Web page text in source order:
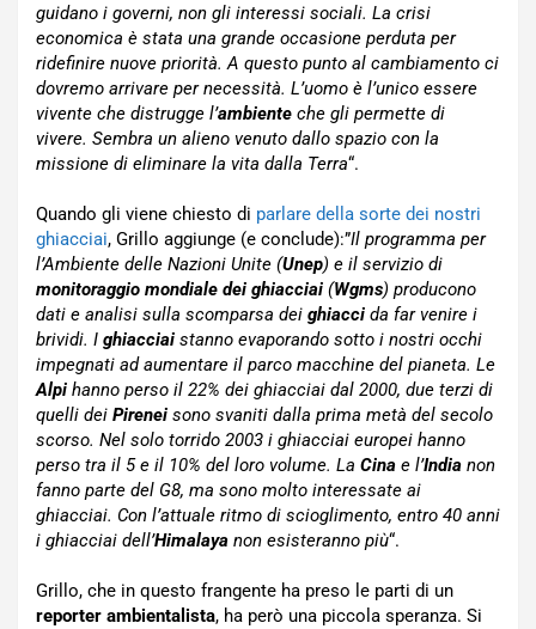
guidano i governi, non gli interessi sociali. La crisi
economica è stata una grande occasione perduta per
ridefinire nuove priorità. A questo punto al cambiamento ci
dovremo arrivare per necessità. L’uomo è l’unico essere
vivente che distrugge l’ambiente che gli permette di
vivere. Sembra un alieno venuto dallo spazio con la
missione di eliminare la vita dalla Terra“.
Quando gli viene chiesto di parlare della sorte dei nostri
ghiacciai, Grillo aggiunge (e conclude):”Il programma per
l’Ambiente delle Nazioni Unite (Unep) e il servizio di
monitoraggio mondiale dei ghiacciai (Wgms) producono
dati e analisi sulla scomparsa dei ghiacci da far venire i
brividi. I ghiacciai stanno evaporando sotto i nostri occhi
impegnati ad aumentare il parco macchine del pianeta. Le
Alpi hanno perso il 22% dei ghiacciai dal 2000, due terzi di
quelli dei Pirenei sono svaniti dalla prima metà del secolo
scorso. Nel solo torrido 2003 i ghiacciai europei hanno
perso tra il 5 e il 10% del loro volume. La Cina e l’India non
fanno parte del G8, ma sono molto interessate ai
ghiacciai. Con l’attuale ritmo di scioglimento, entro 40 anni
i ghiacciai dell’Himalaya non esisteranno più“.
Grillo, che in questo frangente ha preso le parti di un
reporter ambientalista, ha però una piccola speranza. Si